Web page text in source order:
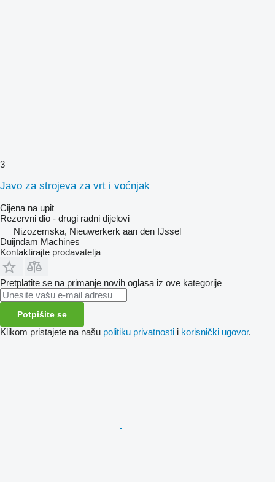
3
Javo za strojeva za vrt i voćnjak
Cijena na upit
Rezervni dio - drugi radni dijelovi
Nizozemska, Nieuwerkerk aan den IJssel
Duijndam Machines
Kontaktirajte prodavatelja
Pretplatite se na primanje novih oglasa iz ove kategorije
Potpišite se
Klikom pristajete na našu politiku privatnosti i korisnički ugovor.